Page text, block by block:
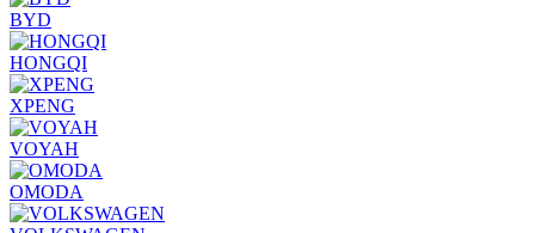
BYD
HONGQI
XPENG
VOYAH
OMODA